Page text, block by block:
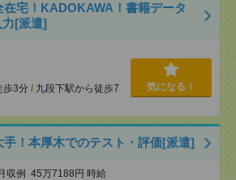
在宅！KADOKAWA！書籍データ
力[派遣]
歩3分 / 九段下駅から徒歩7
気になる！
手！本厚木でのテスト・評価[派遣]
収例 45万7188円 時給